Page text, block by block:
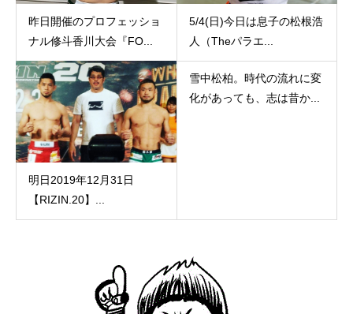
昨日開催のプロフェッショ
ナル修斗香川大会『FO...
5/4(日)今日は息子の松根浩
人（Theパラエ...
明日2019年12月31日
【RIZIN.20】...
雪中松柏。時代の流れに変
化があっても、志は昔か...